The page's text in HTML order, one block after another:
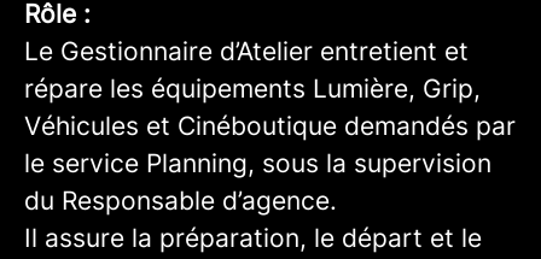
Rôle :
Le Gestionnaire d’Atelier entretient et
répare les équipements Lumière, Grip,
Véhicules et Cinéboutique demandés par
le service Planning, sous la supervision
du Responsable d’agence.
Il assure la préparation, le départ et le